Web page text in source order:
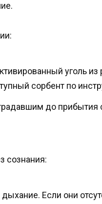
уголь из
сорбент по
до прибытия
сознания:
дыхание. Если они